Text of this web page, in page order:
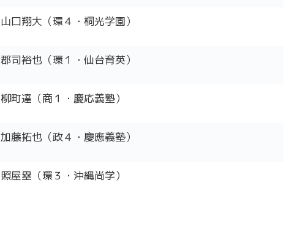
山口翔大（環４・桐光学園）
郡司裕也（環１・仙台育英）
柳町達（商１・慶応義塾）
加藤拓也（政４・慶應義塾）
照屋塁（環３・沖縄尚学）